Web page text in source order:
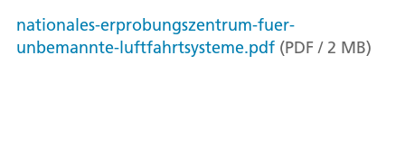
nationales-erprobungszentrum-fuer-
unbemannte-luftfahrtsysteme.pdf (PDF / 2 MB)